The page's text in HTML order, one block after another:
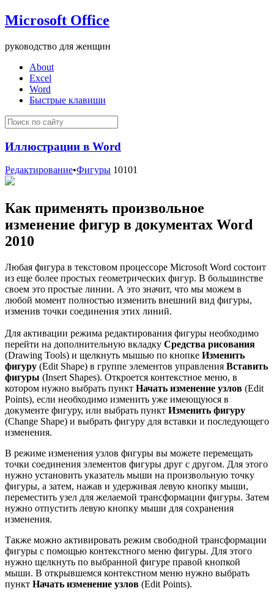
Microsoft Office
руководство для женщин
About
Excel
Word
Быстрые клавиши
Иллюстрации в Word
Редактирование•Фигуры 10101
Как применять произвольное
изменение фигур в документах Word
2010
Любая фигура в текстовом процессоре Microsoft Word состоит
из еще более простых геометрических фигур. В большинстве
своем это простые линии. А это значит, что мы можем в
любой момент полностью изменить внешний вид фигуры,
изменив точки соединения этих линий.
Для активации режима редактирования фигуры необходимо
перейти на дополнительную вкладку Средства рисования
(Drawing Tools) и щелкнуть мышью по кнопке Изменить
фигуру (Edit Shape) в группе элементов управления Вставить
фигуры (Insert Shapes). Откроется контекстное меню, в
котором нужно выбрать пункт Начать изменение узлов (Edit
Points), если необходимо изменить уже имеющуюся в
документе фигуру, или выбрать пункт Изменить фигуру
(Change Shape) и выбрать фигуру для вставки и последующего
изменения.
В режиме изменения узлов фигуры вы можете перемещать
точки соединения элементов фигуры друг с другом. Для этого
нужно установить указатель мыши на произвольную точку
фигуры, а затем, нажав и удерживая левую кнопку мыши,
переместить узел для желаемой трансформации фигуры. Затем
нужно отпустить левую кнопку мыши для сохранения
изменения.
Также можно активировать режим свободной трансформации
фигуры с помощью контекстного меню фигуры. Для этого
нужно щелкнуть по выбранной фигуре правой кнопкой
мыши. В открывшемся контекстном меню нужно выбрать
пункт Начать изменение узлов (Edit Points).